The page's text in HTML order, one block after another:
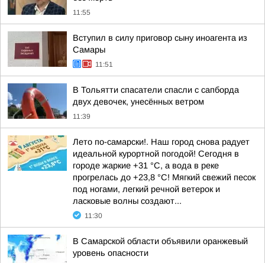
11:55
Вступил в силу приговор сыну иноагента из
Самары
11:51
В Тольятти спасатели спасли с сапборда
двух девочек, унесённых ветром
11:39
Лето по-самарски!. Наш город снова радует
идеальной курортной погодой! Сегодня в
городе жаркие +31 °C, а вода в реке
прогрелась до +23,8 °C! Мягкий свежий песок
под ногами, легкий речной ветерок и
ласковые волны создают...
11:30
В Самарской области объявили оранжевый
уровень опасности